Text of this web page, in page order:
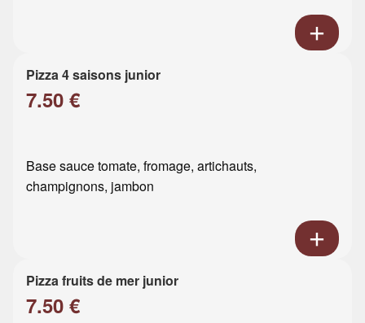
Pizza 4 saisons junior
7.50 €
Base sauce tomate, fromage, artichauts,
champignons, jambon
Pizza fruits de mer junior
7.50 €